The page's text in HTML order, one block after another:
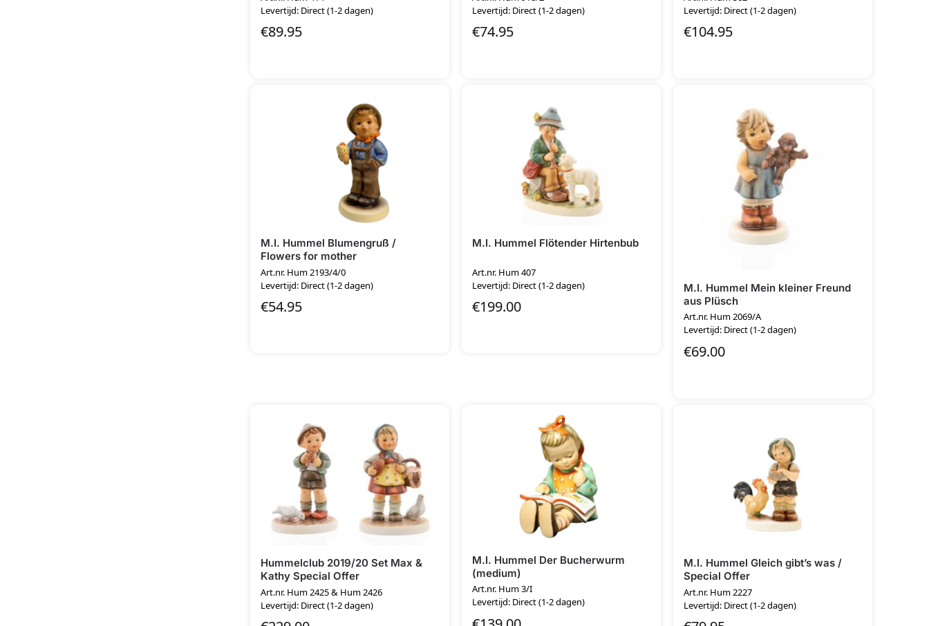
Levertijd: Direct (1-2 dagen)
€89.95
Levertijd: Direct (1-2 dagen)
€74.95
Levertijd: Direct (1-2 dagen)
€104.95
M.I. Hummel Blumengruß /
Flowers for mother
Art.nr. Hum 2193/4/0
Levertijd: Direct (1-2 dagen)
€54.95
M.I. Hummel Flötender Hirtenbub
Art.nr. Hum 407
Levertijd: Direct (1-2 dagen)
€199.00
M.I. Hummel Mein kleiner Freund
aus Plüsch
Art.nr. Hum 2069/A
Levertijd: Direct (1-2 dagen)
€69.00
Hummelclub 2019/20 Set Max &
Kathy Special Offer
Art.nr. Hum 2425 & Hum 2426
Levertijd: Direct (1-2 dagen)
M.I. Hummel Der Bucherwurm
(medium)
Art.nr. Hum 3/I
Levertijd: Direct (1-2 dagen)
M.I. Hummel Gleich gibt’s was /
Special Offer
Art.nr. Hum 2227
Levertijd: Direct (1-2 dagen)